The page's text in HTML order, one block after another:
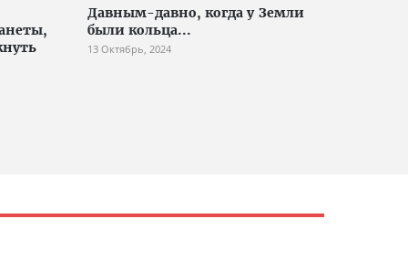
Давным-давно, когда у Земли
были кольца...
13 Октябрь, 2024